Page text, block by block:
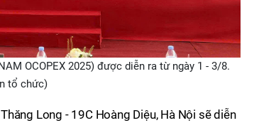
OCOPEX 2025) được diễn ra từ ngày 1 - 3/8.
tổ chức)
Long - 19C Hoàng Diệu, Hà Nội sẽ diễn